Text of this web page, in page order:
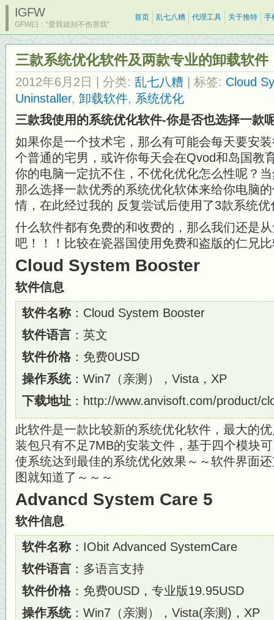
IGFW
GFW曰：“爱我就别不伤害我”
首页 乱七八糟 代理工具 关于推特 手
三款系统优化软件及两款专业的卸载软件
2012年6月2日 | 分类: 乱七八糟 | 标签: Cloud
Uninstaller, 卸载软件, 系统优化
三款我使用的系统优化软件-你是否也选择一款
如果你是一个技术宅，那么有可能会每天要安
个普通的宅男，或许你每天会在Qvod和岛国教育
你的电脑一定抗不住，不优化优化怎么性呢？
那么选择一款优秀的系统优化软体来给你电脑
情，在此经过我的 反复尝试后使用了3款系统优
什么软件都有免费的和收费的，那么我们还是
吧！！！比较在瓷器国使用免费和盗版的仁兄
Cloud System Booster
软件信息
软件名称：Cloud System Booster
软件语言 ：英文
软件价格 ：免费0USD
操作系统：Win7（亲测），Vista，XP
下载地址 ：http://www.anvisoft.com/product/
此软件是一款比较新的系统优化软件，最大的
装包只有不足7MB的安装文件，基于四个模块
使系统达到最佳的系统优化效果～～软件界面
图就知道了～～～
Advancd System Care 5
软件信息
软件名称：IObit Advanced SystemCare
软件语言 ：多语言支持
软件价格 ：免费0USD，专业版19.95USD
操作系统：Win7（亲测），Vista(亲测)，XP